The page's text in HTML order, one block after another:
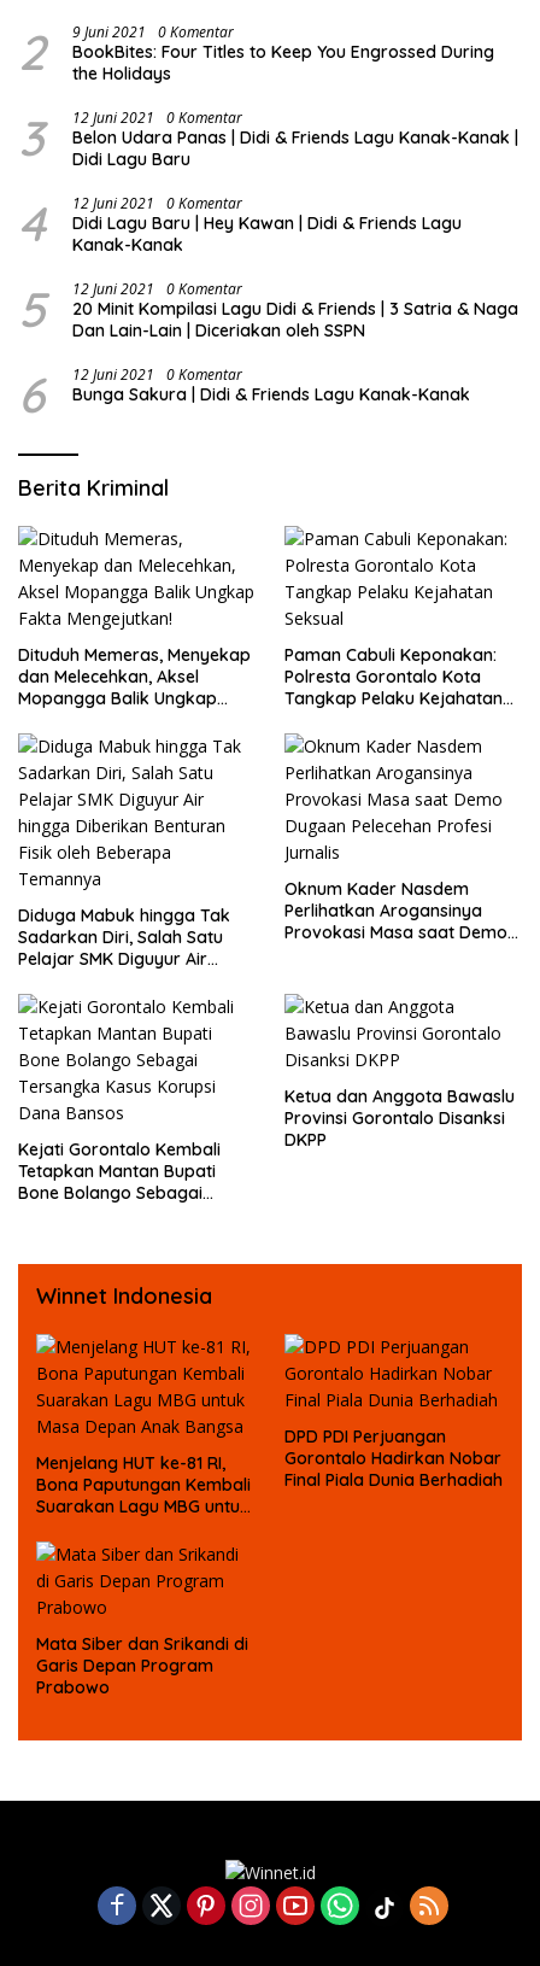
2 9 Juni 2021 0 Komentar
BookBites: Four Titles to Keep You Engrossed During
the Holidays
3 12 Juni 2021 0 Komentar
Belon Udara Panas | Didi & Friends Lagu Kanak-Kanak |
Didi Lagu Baru
4 12 Juni 2021 0 Komentar
Didi Lagu Baru | Hey Kawan | Didi & Friends Lagu
Kanak-Kanak
5 12 Juni 2021 0 Komentar
20 Minit Kompilasi Lagu Didi & Friends | 3 Satria & Naga
Dan Lain-Lain | Diceriakan oleh SSPN
6 12 Juni 2021 0 Komentar
Bunga Sakura | Didi & Friends Lagu Kanak-Kanak
Berita Kriminal
Dituduh Memeras, Menyekap
dan Melecehkan, Aksel
Mopangga Balik Ungkap
Paman Cabuli Keponakan:
Polresta Gorontalo Kota
Tangkap Pelaku Kejahatan
Diduga Mabuk hingga Tak
Sadarkan Diri, Salah Satu
Pelajar SMK Diguyur Air
Fisik oleh Beberapa
Temannya
Oknum Kader Nasdem
Perlihatkan Arogansinya
Provokasi Masa saat Demo
Kejati Gorontalo Kembali
Tetapkan Mantan Bupati
Bone Bolango Sebagai
Ketua dan Anggota Bawaslu
Provinsi Gorontalo Disanksi
DKPP
Winnet Indonesia
Menjelang HUT ke-81 RI,
Bona Paputungan Kembali
Suarakan Lagu MBG untuk
DPD PDI Perjuangan
Gorontalo Hadirkan Nobar
Final Piala Dunia Berhadiah
Mata Siber dan Srikandi di
Garis Depan Program
Prabowo